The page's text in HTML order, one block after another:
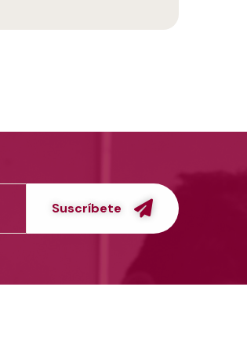
Suscríbete